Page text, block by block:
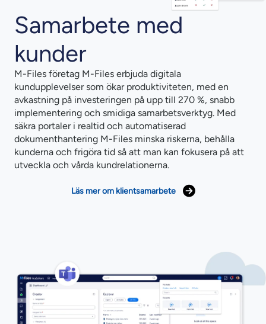
Samarbete med
kunder
M-Files företag M-Files erbjuda digitala
kundupplevelser som ökar produktiviteten, med en
avkastning på investeringen på upp till 270 %, snabb
implementering och smidiga samarbetsverktyg. Med
säkra portaler i realtid och automatiserad
dokumenthantering M-Files minska riskerna, behålla
kunderna och frigöra tid så att man kan fokusera på att
utveckla och vårda kundrelationerna.
Läs mer om klientsamarbete